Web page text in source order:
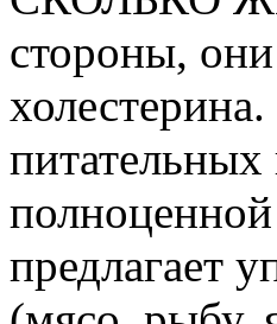
стороны,
предлагает